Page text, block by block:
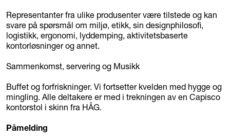
Representanter fra ulike produsenter være tilstede og kan
svare på spørsmål om miljø, etikk, sin designphilosofi,
logistikk, ergonomi, lyddemping, aktivitetsbaserte
kontorløsninger og annet.
Sammenkomst, servering og Musikk
Buffet og forfriskninger. Vi fortsetter kvelden med hygge og
mingling. Alle deltakere er med i trekningen av en Capisco
kontorstol i skinn fra HÅG.
Påmelding